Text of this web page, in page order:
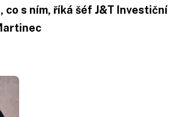
co s ním, říká šéf J&T Investiční